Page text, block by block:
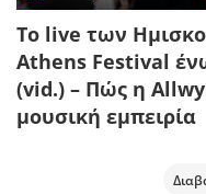
Το live των
Athens Festival
(vid.) – Πώς η
μουσική εμπειρία